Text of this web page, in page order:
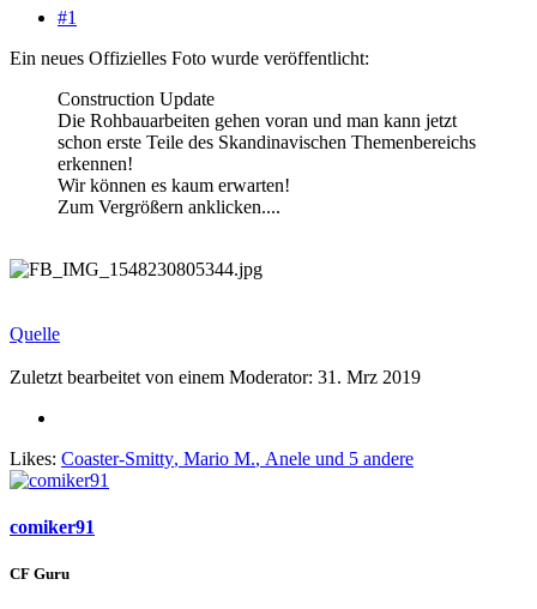
#1
Ein neues Offizielles Foto wurde veröffentlicht:
Construction Update
Die Rohbauarbeiten gehen voran und man kann jetzt
schon erste Teile des Skandinavischen Themenbereichs
erkennen!
Wir können es kaum erwarten!
Zum Vergrößern anklicken....
Quelle
Zuletzt bearbeitet von einem Moderator: 31. Mrz 2019
Likes: Coaster-Smitty, Mario M., Anele und 5 andere
comiker91
CF Guru